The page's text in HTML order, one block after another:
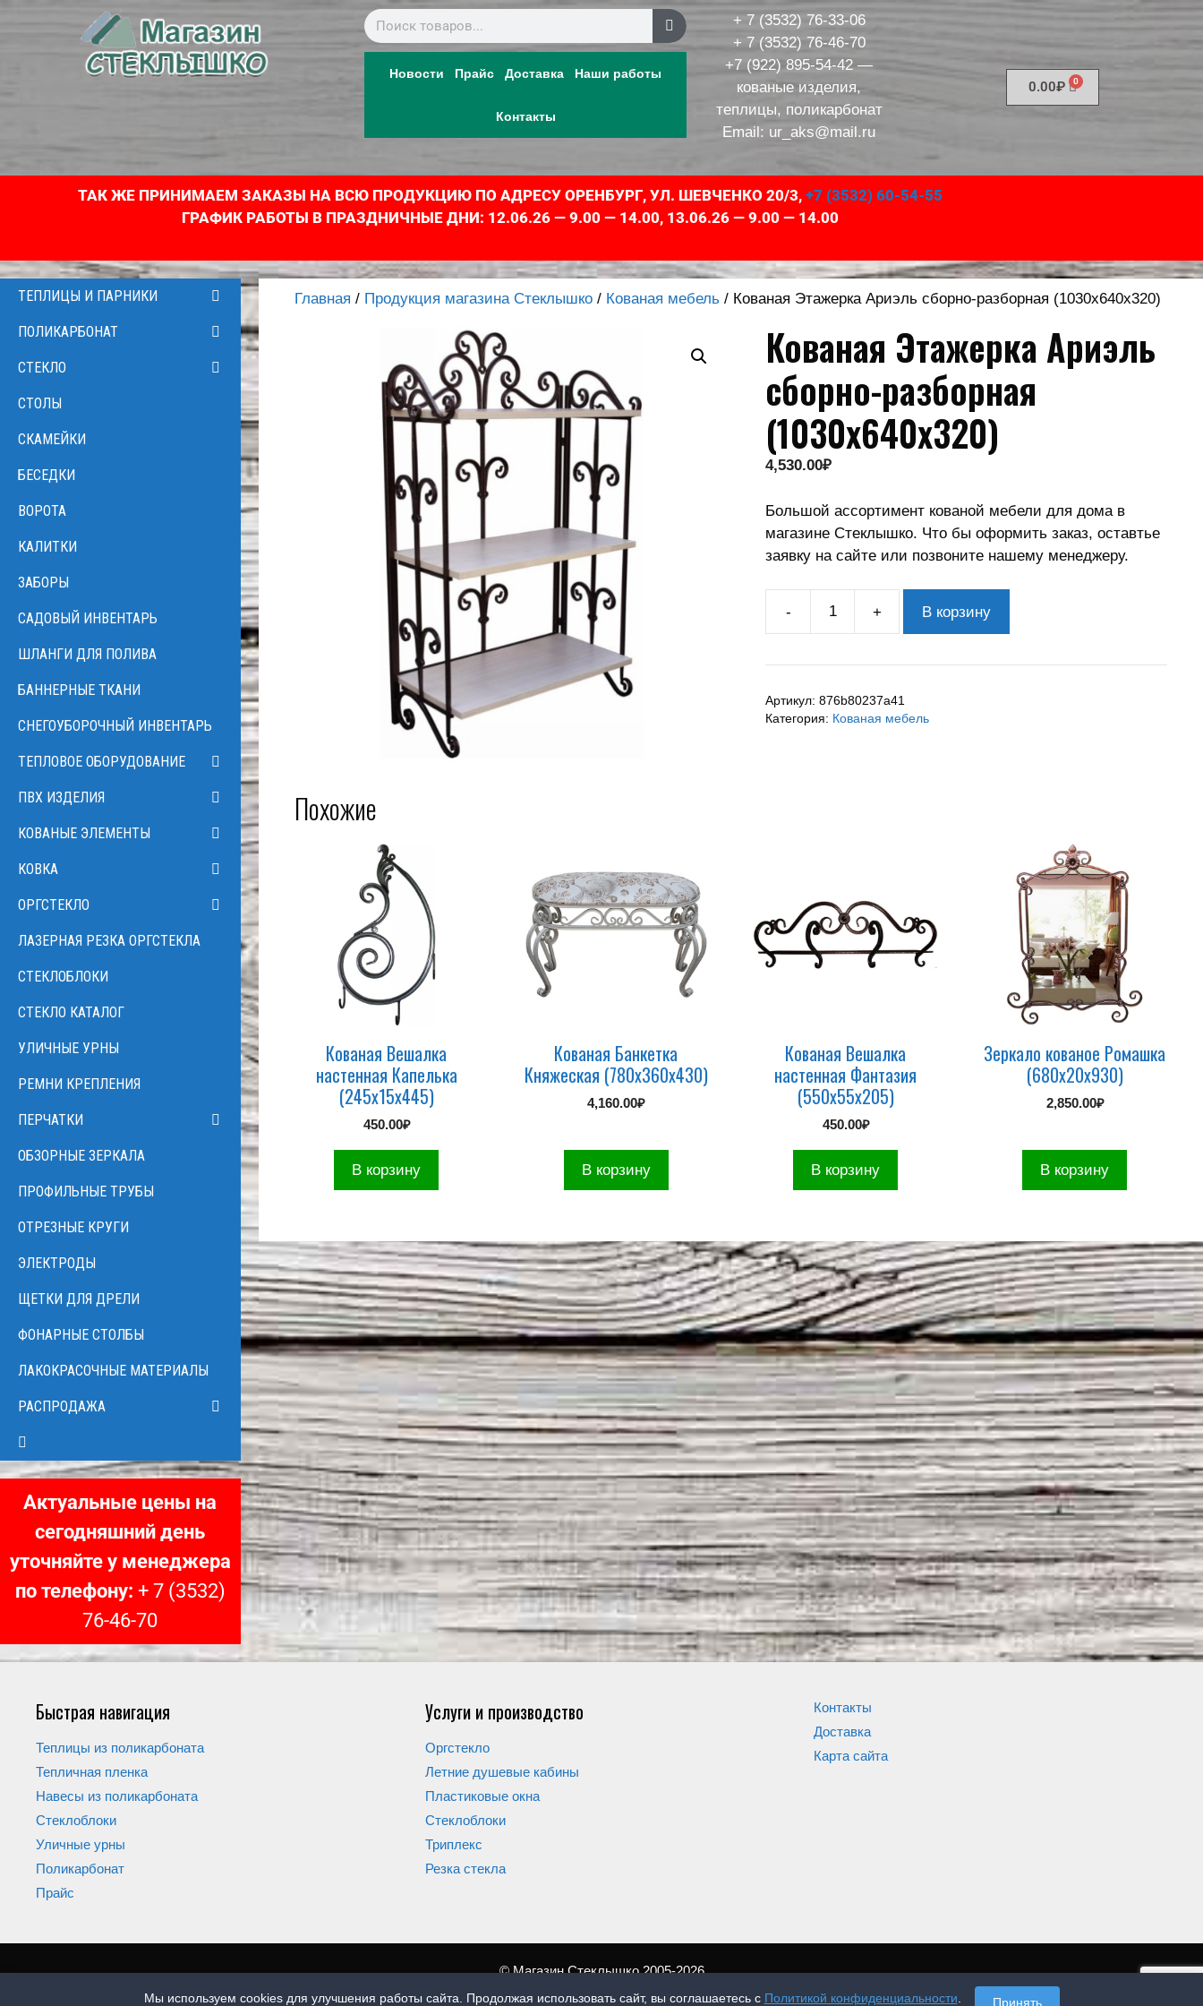
Новости Прайс Доставка Наши работы
Контакты
+ 7 (3532) 76-33-06
+ 7 (3532) 76-46-70
+7 (922) 895-54-42 —
кованые изделия,
теплицы, поликарбонат
Email: ur_aks@mail.ru
0.00₽
ТАК ЖЕ ПРИНИМАЕМ ЗАКАЗЫ НА ВСЮ ПРОДУКЦИЮ ПО АДРЕСУ ОРЕНБУРГ, УЛ. ШЕВЧЕНКО 20/3, +7 (3532) 60-54-55
ГРАФИК РАБОТЫ В ПРАЗДНИЧНЫЕ ДНИ: 12.06.26 — 9.00 — 14.00, 13.06.26 — 9.00 — 14.00
Главная / Продукция магазина Стеклышко/ Кованая мебель / Кованая Этажерка Ариэль сборно-разборная (1030х640х320)
Кованая Этажерка Ариэль
сборно-разборная
(1030х640х320)
4,530.00₽
Большой ассортимент кованой мебели для дома в
магазине Стеклышко. Что бы оформить заказ, оставтье
заявку на сайте или позвоните нашему менеджеру.
- + В корзину
Артикул:876b80237a41
Категория: Кованая мебель
Похожие
Кованая Вешалка
настенная Капелька
(245х15х445)
450.00₽
В корзину
Кованая Банкеткa
Княжеская (780х360х430)
4,160.00₽
В корзину
Кованая Вешалка
настенная Фантазия
(550х55х205)
450.00₽
В корзину
Зеркало кованое Ромашка
(680х20х930)
2,850.00₽
В корзину
ТЕПЛИЦЫ И ПАРНИКИ
ПОЛИКАРБОНАТ
СТЕКЛО
CТОЛЫ
СКАМЕЙКИ
БЕСЕДКИ
ВОРОТА
КАЛИТКИ
ЗАБОРЫ
САДОВЫЙ ИНВЕНТАРЬ
ШЛАНГИ ДЛЯ ПОЛИВА
БАННЕРНЫЕ ТКАНИ
CНЕГОУБОРОЧНЫЙ ИНВЕНТАРЬ
ТЕПЛОВОЕ ОБОРУДОВАНИЕ
ПВХ ИЗДЕЛИЯ
КОВАНЫЕ ЭЛЕМЕНТЫ
КОВКА
ОРГСТЕКЛО
ЛАЗЕРНАЯ РЕЗКА ОРГСТЕКЛА
СТЕКЛОБЛОКИ
СТЕКЛО КАТАЛОГ
УЛИЧНЫЕ УРНЫ
РЕМНИ КРЕПЛЕНИЯ
ПЕРЧАТКИ
ОБЗОРНЫЕ ЗЕРКАЛА
ПРОФИЛЬНЫЕ ТРУБЫ
ОТРЕЗНЫЕ КРУГИ
ЭЛЕКТРОДЫ
ЩЕТКИ ДЛЯ ДРЕЛИ
ФОНАРНЫЕ СТОЛБЫ
ЛАКОКРАСОЧНЫЕ МАТЕРИАЛЫ
РАСПРОДАЖА
Актуальные цены на
сегодняшний день
уточняйте у менеджера
по телефону: + 7 (3532)
76-46-70
Быстрая навигация
Теплицы из поликарбоната
Тепличная пленка
Навесы из поликарбоната
Стеклоблоки
Уличные урны
Поликарбонат
Прайс
Услуги и производство
Оргстекло
Летние душевые кабины
Пластиковые окна
Стеклоблоки
Триплекс
Резка стекла
Контакты
Доставка
Карта сайта
© Магазин Стеклышко 2005-2026
Мы используем cookies для улучшения работы сайта. Продолжая использовать сайт, вы соглашаетесь с Политикой конфиденциальности Принять